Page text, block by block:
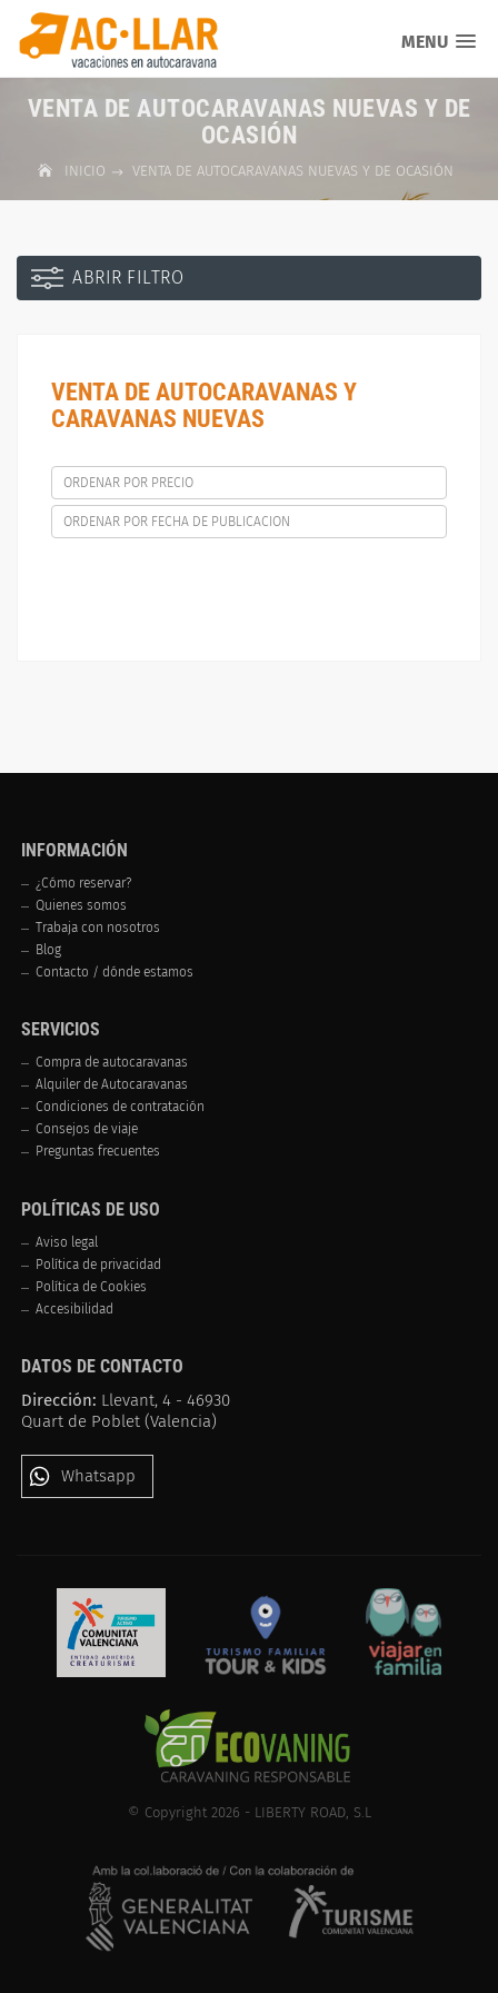
MENU
VENTA DE AUTOCARAVANAS NUEVAS Y DE
OCASIÓN
INICIO VENTA DE AUTOCARAVANAS NUEVAS Y DE OCASIÓN
ABRIR FILTRO
VENTA DE AUTOCARAVANAS Y
CARAVANAS NUEVAS
ORDENAR POR PRECIO
ORDENAR POR FECHA DE PUBLICACION
INFORMACIÓN
¿Cómo reservar?
Quienes somos
Trabaja con nosotros
Blog
Contacto / dónde estamos
SERVICIOS
Compra de autocaravanas
Alquiler de Autocaravanas
Condiciones de contratación
Consejos de viaje
Preguntas frecuentes
POLÍTICAS DE USO
Aviso legal
Política de privacidad
Política de Cookies
Accesibilidad
DATOS DE CONTACTO
Dirección: Llevant, 4 - 46930
Quart de Poblet (Valencia)
Whatsapp
© Copyright 2026 - LIBERTY ROAD, S.L